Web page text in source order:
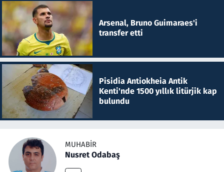
Arsenal, Bruno Guimaraes'i
transfer etti
Pisidia Antiokheia Antik
Kenti'nde 1500 yıllık litürjik kap
bulundu
MUHABIR
Nusret Odabaş